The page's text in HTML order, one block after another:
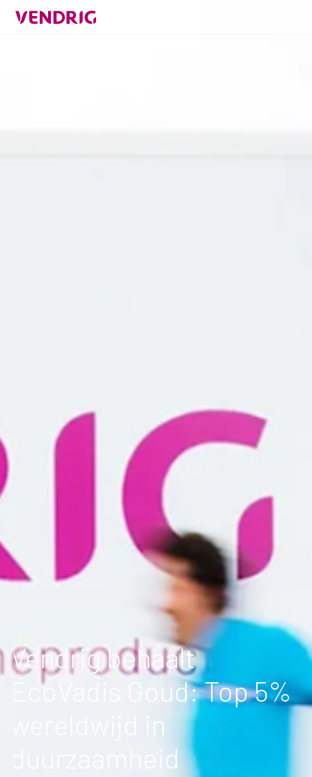
Vendrig behaalt
EcoVadis Goud: Top 5%
wereldwijd in
duurzaamheid